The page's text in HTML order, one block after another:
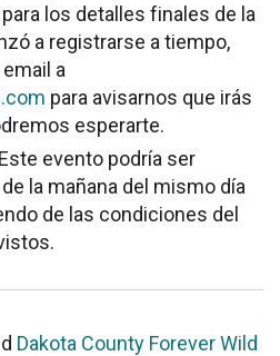
los detalles finales de la
a registrarse a tiempo,
a
para avisarnos que irás
esperarte.
Este evento podría ser
la mañana del mismo día
de las condiciones del
Dakota County Forever Wild